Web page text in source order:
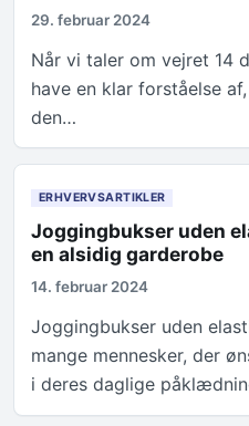
29. februar 2024
Når vi taler om vejret 14
have en klar forståelse
den…
ERHVERVSARTIKLER
Joggingbukser uden
en alsidig garderobe
14. februar 2024
Joggingbukser uden
mange mennesker, der
i deres daglige